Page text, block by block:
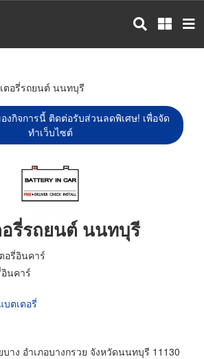
ตอรี่รถยนต์ นนทบุรี
งกิจการนี้ ติดต่อรับส่วนลดพิเศษ! เพื่อจัด
ทำเว็บไซต์
รี่รถยนต์ นนทบุรี
อรี่อินคาร์
นคาร์
ตเตอรี่
าง อำเภอบางกรวย จังหวัดนนทบุรี 11130